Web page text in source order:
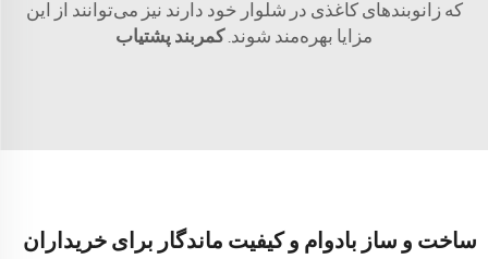
که زانوبندهای کاغذی در شلوار خود دارند نیز می‌توانند از این
مزایا بهره‌مند شوند.کمربند پشتیاب
ساخت و ساز بادوام و کیفیت ماندگار برای خریداران